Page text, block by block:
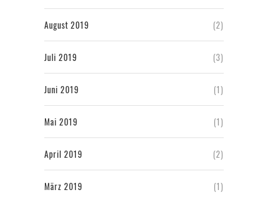
August 2019 (2)
Juli 2019 (3)
Juni 2019 (1)
Mai 2019 (1)
April 2019 (2)
März 2019 (1)